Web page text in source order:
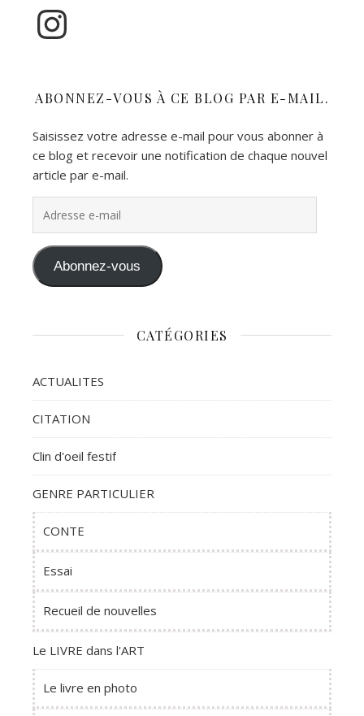
Instagram
ABONNEZ-VOUS À CE BLOG PAR E-MAIL.
Saisissez votre adresse e-mail pour vous abonner à
ce blog et recevoir une notification de chaque nouvel
article par e-mail.
Abonnez-vous
CATÉGORIES
ACTUALITES
CITATION
Clin d'oeil festif
GENRE PARTICULIER
CONTE
Essai
Recueil de nouvelles
Le LIVRE dans l'ART
Le livre en photo